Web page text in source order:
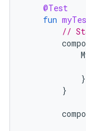
@Test
fun
//
}
}